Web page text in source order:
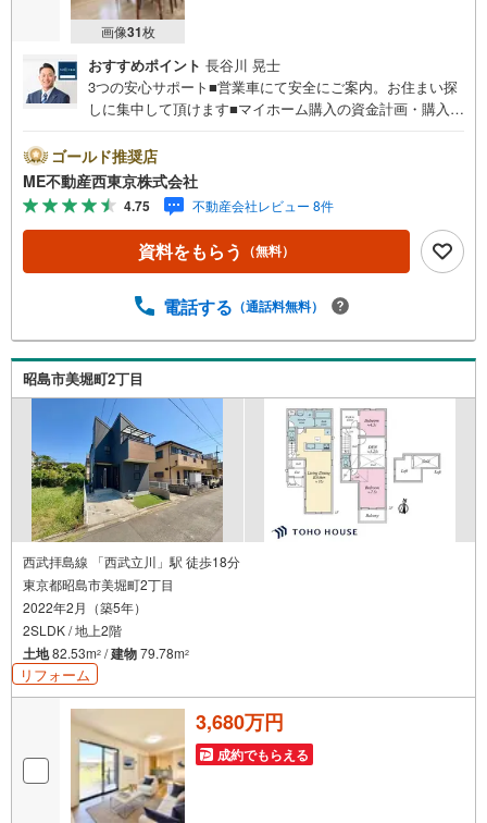
画像31枚
おすすめポイント 長谷川 晃士
3つの安心サポート■営業車にて安全にご案内。お住まい探
しに集中して頂けます■マイホーム購入の資金計画・購入か
どんなに信用のある建築会社でもご自分の目で確認するこ
とは重要ですよね。特殊機材を使用し物件状態を調査致し
ますご来店特典■FP相談キャッシュフローの作成無料でで
きます■未公開の物件情報をご紹介■弊社仲介にてご契約頂
くと1万円から最大10万円のご紹介料をお支払い！詳しくは
スタッフ迄 都内有数の1棟ビル大型店舗開店！■西武新宿線
う方はご自宅へ『無料送迎サービス』実施しております！■
ー、紙おむつ、アメニティ、大型個室ブース4部屋、各ブー
スモニター等完備しております！
ゴールド推奨店
ME不動産西東京株式会社
4.75 不動産会社レビュー 8件
資料をもらう （無料）
電話する （通話料無料）
昭島市美堀町2丁目
西武拝島線 「西武立川」駅 徒歩18分
東京都昭島市美堀町2丁目
2022年2月（築5年）
2SLDK / 地上2階
土地82.53m2 /建物79.78m2
リフォーム
3,680万円
成約でもらえる